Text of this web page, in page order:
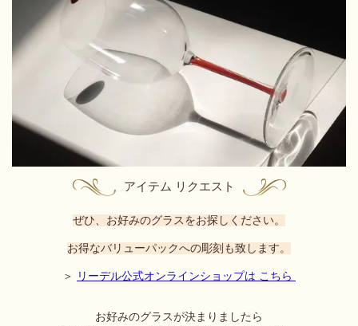
アイテム リクエスト
ぜひ、お好みのグラスをお探しください。
お得なバリューパックへの彫刻も致します。
＞ リーデル公式オンラインショップは こちら
お好みのグラスが決まりましたら